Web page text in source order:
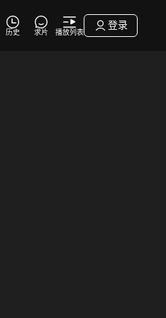
历史 求片 播放列表
登录